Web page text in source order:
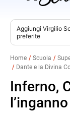
contenuto
Aggiungi Virgilio
preferite
Home Scuola
Dante e la Divina
Inferno,